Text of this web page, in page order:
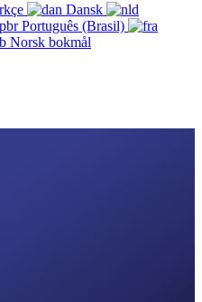
Dansk
Português (Brasil)
Norsk bokmål